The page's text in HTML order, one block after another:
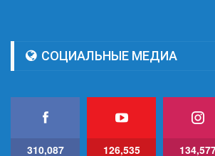
СОЦИАЛЬНЫЕ МЕДИА
310,087 126,535